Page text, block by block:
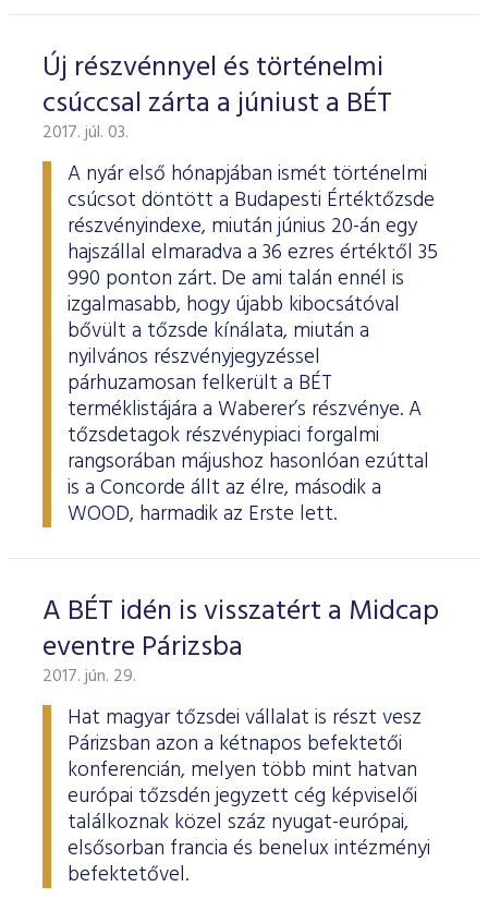
Új részvénnyel és történelmi
csúccsal zárta a júniust a BÉT
2017. júl. 03.
A nyár első hónapjában ismét történelmi
csúcsot döntött a Budapesti Értéktőzsde
részvényindexe, miután június 20-án egy
hajszállal elmaradva a 36 ezres értéktől 35
990 ponton zárt. De ami talán ennél is
izgalmasabb, hogy újabb kibocsátóval
bővült a tőzsde kínálata, miután a
nyilvános részvényjegyzéssel
párhuzamosan felkerült a BÉT
terméklistájára a Waberer’s részvénye. A
tőzsdetagok részvénypiaci forgalmi
rangsorában májushoz hasonlóan ezúttal
is a Concorde állt az élre, második a
WOOD, harmadik az Erste lett.
A BÉT idén is visszatért a Midcap
eventre Párizsba
2017. jún. 29.
Hat magyar tőzsdei vállalat is részt vesz
Párizsban azon a kétnapos befektetői
konferencián, melyen több mint hatvan
európai tőzsdén jegyzett cég képviselői
találkoznak közel száz nyugat-európai,
elsősorban francia és benelux intézményi
befektetővel.